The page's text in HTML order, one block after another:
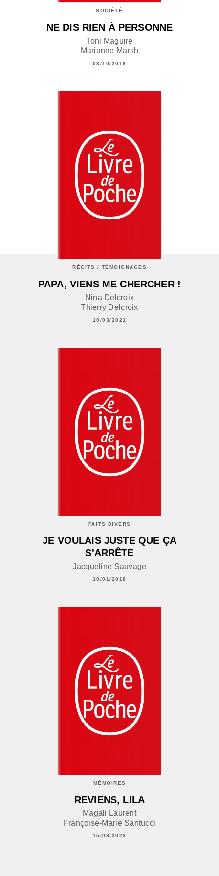
SOCIÉTÉ
NE DIS RIEN À PERSONNE
Toni Maguire
Marianne Marsh
03/10/2018
RÉCITS / TÉMOIGNAGES
PAPA, VIENS ME CHERCHER !
Nina Delcroix
Thierry Delcroix
10/03/2021
FAITS DIVERS
JE VOULAIS JUSTE QUE ÇA
S'ARRÊTE
Jacqueline Sauvage
10/01/2018
MÉMOIRES
REVIENS, LILA
Magali Laurent
Françoise-Marie Santucci
15/03/2023